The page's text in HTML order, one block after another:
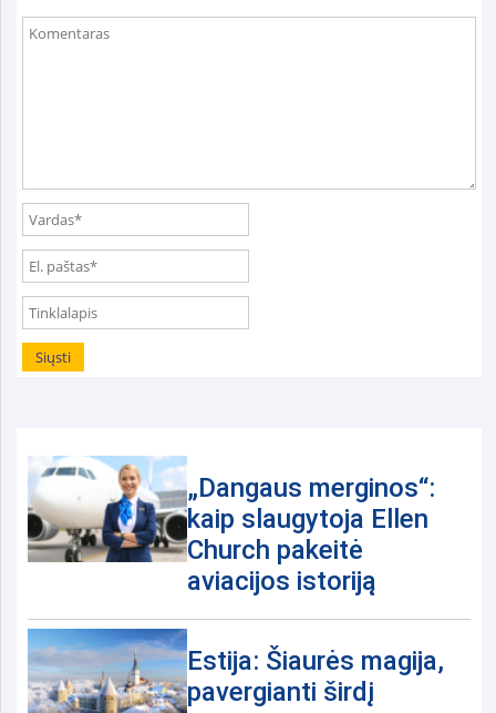
„Dangaus merginos“:
kaip slaugytoja Ellen
Church pakeitė
aviacijos istoriją
Estija: Šiaurės magija,
pavergianti širdį